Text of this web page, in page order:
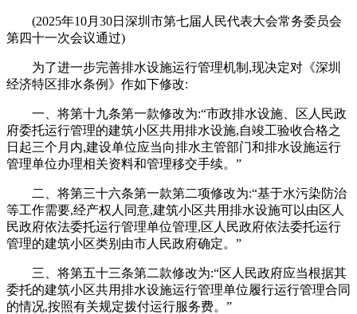
(2025年10月30日深圳市第七届人民代表大会常务委员会
第四十一次会议通过)
为了进一步完善排水设施运行管理机制,现决定对《深圳
经济特区排水条例》作如下修改:
一、将第十九条第一款修改为:“市政排水设施、区人民政
府委托运行管理的建筑小区共用排水设施,自竣工验收合格之
日起三个月内,建设单位应当向排水主管部门和排水设施运行
管理单位办理相关资料和管理移交手续。”
二、将第三十六条第一款第二项修改为:“基于水污染防治
等工作需要,经产权人同意,建筑小区共用排水设施可以由区人
民政府依法委托运行管理单位管理,区人民政府依法委托运行
管理的建筑小区类别由市人民政府确定。”
三、将第五十三条第二款修改为:“区人民政府应当根据其
委托的建筑小区共用排水设施运行管理单位履行运行管理合同
的情况,按照有关规定拨付运行服务费。”